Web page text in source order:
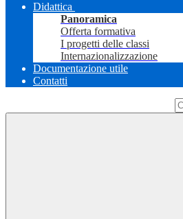
Didattica
Panoramica
Offerta formativa
I progetti delle classi
Internazionalizzazione
Documentazione utile
Contatti